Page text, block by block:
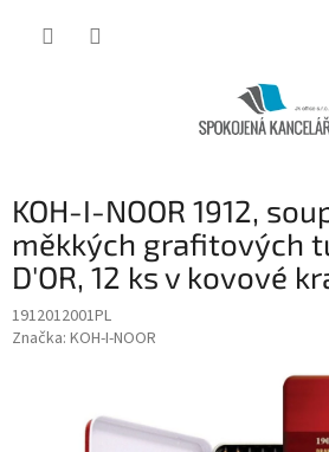
KOH-I-NOOR 1912,
měkkých grafitových
D'OR, 12 ks v kovové
1912012001PL
Značka: KOH-I-NOOR